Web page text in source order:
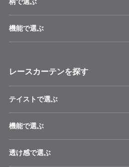
機能で選ぶ
レースカーテンを探す
テイストで選ぶ
機能で選ぶ
透け感で選ぶ